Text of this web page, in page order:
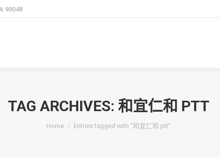
90048
TAG ARCHIVES: 和宜仁和 PTT
You are here:
Home Entries tagged with "和宜仁和 ptt"